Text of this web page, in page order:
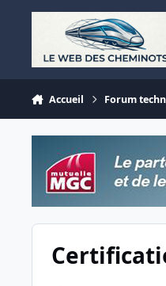
Aller au contenu
Accueil Forum